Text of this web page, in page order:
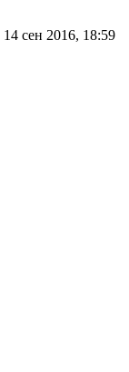
14 сен 2016, 18:59